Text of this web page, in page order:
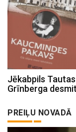
Jēkabpils
Grīnberga
PREIĻU NOVADĀ